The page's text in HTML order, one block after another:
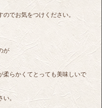
でお気をつけください。
が
柔らかくてとっても美味しいで
。